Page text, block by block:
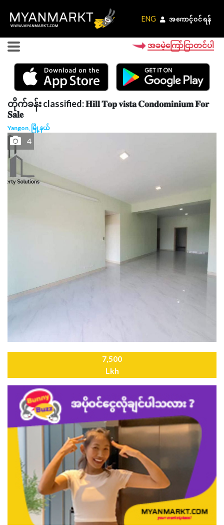
ENG အကောင့်ဝင်ရန်
ENG အကောင့်ဝင်ရန်
အခမဲ့ကြော်ငြာတင်ပါ
တိုက်ခန်း classified: 𝐇𝐢𝐥𝐥 𝐓𝐨𝐩 𝐯𝐢𝐬𝐭𝐚 𝐂𝐨𝐧𝐝𝐨𝐦𝐢𝐧𝐢𝐮𝐦 𝐅𝐨𝐫
𝐒𝐚𝐥𝐞
Yangon, မြို့နယ်
4
7,500
Lkh